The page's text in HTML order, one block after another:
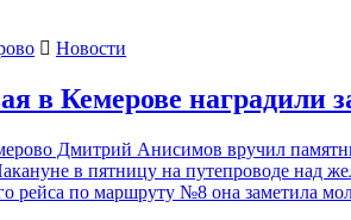
Новости
в Кемерове наградили
Дмитрий Анисимов вручил
в пятницу на путепроводе над
рейса по маршруту №8 она заметила